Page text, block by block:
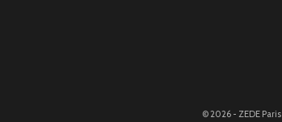
© 2026 - ZEDE Paris